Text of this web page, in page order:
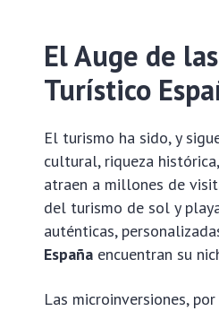
El Auge de
Turístico
El turismo ha sido, y
cultural, riqueza
atraen a millones de
del turismo de sol y
auténticas,
España encuentran su
Las microinversiones,